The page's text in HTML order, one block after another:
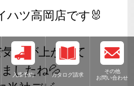
入庫予約 カタログ請求
その他
お問い合わせ
ハツ高岡店です🐰
気温が上がって
したね💦